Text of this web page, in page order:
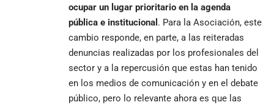
ocupar un lugar prioritario en la agenda
pública e institucional . Para la Asociación, este
cambio responde, en parte, a las reiteradas
denuncias realizadas por los profesionales del
sector y a la repercusión que estas han tenido
en los medios de comunicación y en el debate
público, pero lo relevante ahora es que las